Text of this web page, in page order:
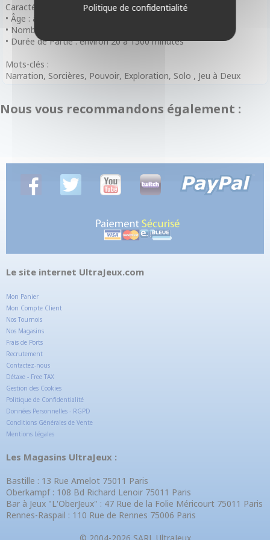
Caractéristiques :
• Âge : à partir de 14 ans
• Nombre de Joueurs : 1 à 2 joueurs
• Durée de Partie : environ 20 à 1500 minutes
Mots-clés :
Narration, Sorcières, Pouvoir, Exploration, Solo , Jeu à Deux
Nous vous recommandons également :
Le site internet UltraJeux.com
Mon Panier
Mon Compte Client
Nos Tournois
Nos Magasins
Frais de Ports
Recrutement
Contactez-nous
Détaxe - Free TAX
Gestion des Cookies
Politique de Confidentialité
Données Personnelles - RGPD
Conditions Générales de Vente
Mentions Légales
Les Magasins UltraJeux :
Bastille : 13 Rue Amelot 75011 Paris
Oberkampf : 108 Bd Richard Lenoir 75011 Paris
Bar à Jeux "L'OberJeux" : 47 Rue de la Folie Méricourt 75011 Paris
Rennes-Raspail : 110 Rue de Rennes 75006 Paris
© 2004-2026 SARL UltraJeux
Politique de confidentialité